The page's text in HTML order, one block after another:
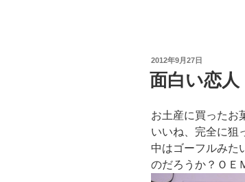
投
稿
日:
2012年9月27日
面白い恋人
お土産に買ったお
いいね、完全に狙
中はゴーフルみた
のだろうか？ＯＥ